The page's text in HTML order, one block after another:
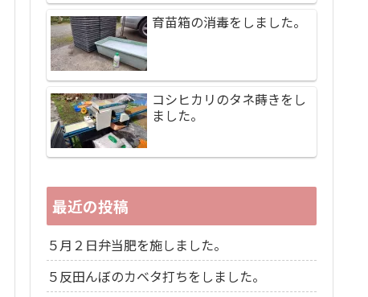
育苗箱の消毒をしました。
コシヒカリのタネ蒔きをし
ました。
最近の投稿
５月２日弁当肥を施しました。
５反田んぼのカベタ打ちをしました。